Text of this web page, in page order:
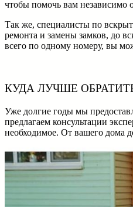
чтобы помочь вам независимо
Так же, специалисты по
ремонта и замены замков, до
всего по одному номеру, вы
КУДА ЛУЧШЕ
Уже долгие годы мы
предлагаем консультации
необходимое. От вашего дома